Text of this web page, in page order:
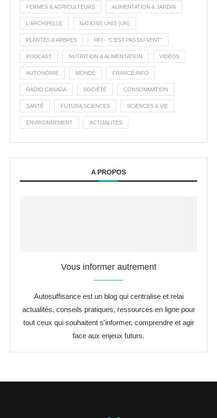
FERMES & AGRICULTEURS ALIMENTATION & JARDIN
L'ARCHIPELLE NATIONS UNIS (UN)
PLANTES & ARBRES RFI - "C'EST PAS DU VENT"
PODCAST NUTRITION & ALIMENTATION VIDÉOS
AUTONOMIE MONDE FRANCE INFO
RADIO CANADA SOCIÉTÉ CONSOMMATION
SANTÉ FUTURA SCIENCES SCIENCES & VIE
ENVIRONNEMENT ACTUALITÉS
A PROPOS
Vous informer autrement
Autosuffisance est un blog qui centralise et relai
actualités, conseils pratiques, ressources en ligne pour
tout ceux qui souhaitent s'informer, comprendre et agir
face aux enjeux futurs.